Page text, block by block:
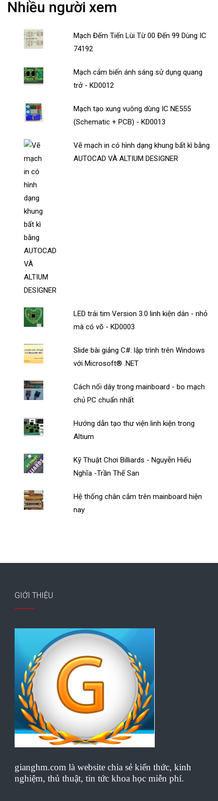
Nhiều người xem
Mạch Đếm Tiến Lùi Từ 00 Đến 99 Dùng IC
74192
Mạch cảm biến ánh sáng sử dụng quang
trở - KD0012
Mạch tạo xung vuông dùng IC NE555
(Schematic + PCB) - KD0013
Vẽ mạch in có hình dạng khung bất kì bằng
AUTOCAD VÀ ALTIUM DESIGNER
LED trái tim Version 3.0 linh kiện dán - nhỏ
mà có võ - KD0003
Slide bài giảng C#: lập trình trên Windows
với Microsoft® .NET
Cách nối dây trong mainboard - bo mạch
chủ PC chuẩn nhất
Hướng dẫn tạo thư viện linh kiện trong
Altium
Kỹ Thuật Chơi Billiards - Nguyễn Hiếu
Nghĩa -Trần Thế San
Hệ thống chân cắm trên mainboard hiện
nay
GIỚI THIỆU
gianghm.com là website chia sẻ kiến thức, kinh
nghiệm, thủ thuật, tin tức khoa học miễn phí.